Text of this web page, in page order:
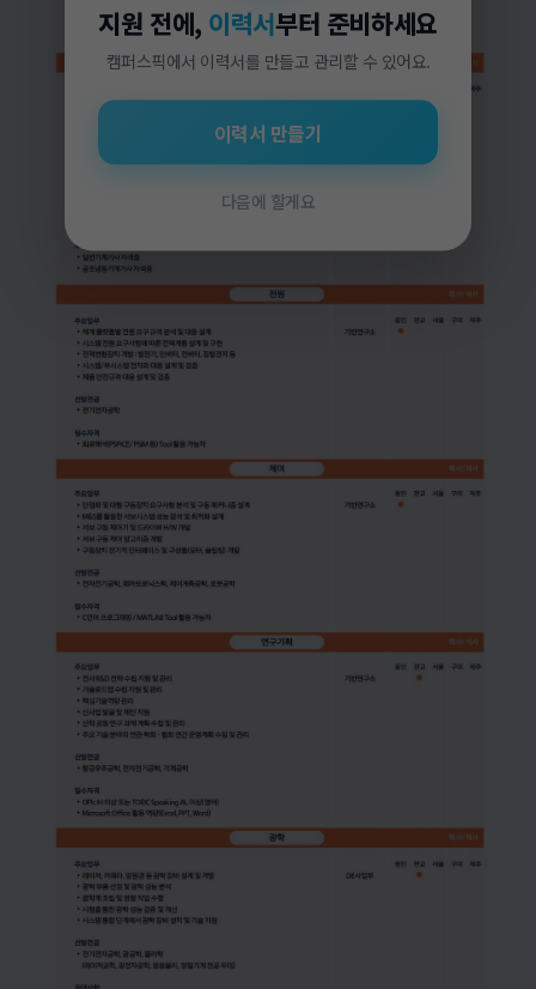
지원 전에, 이력서부터 준비하세요
캠퍼스픽에서 이력서를 만들고 관리할 수 있어요.
이력서 만들기
다음에 할게요